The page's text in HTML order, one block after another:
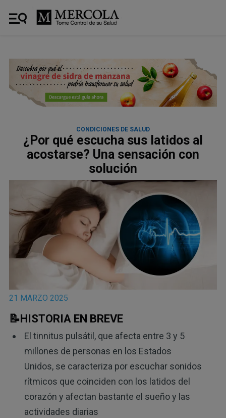
CONDICIONES DE SALUD
¿Por qué escucha sus latidos al
acostarse? Una sensación con
solución
21 MARZO 2025
📝HISTORIA EN BREVE
El tinnitus pulsátil, que afecta entre 3 y 5
millones de personas en los Estados
Unidos, se caracteriza por escuchar sonidos
rítmicos que coinciden con los latidos del
corazón y afectan bastante el sueño y las
actividades diarias